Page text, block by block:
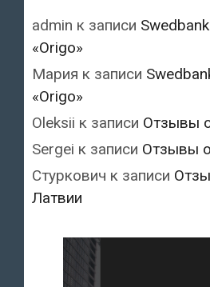
admin к записи
«Origo»
Мария к записи
«Origo»
Oleksii к записи Отзывы
Sergei к записи Отзывы
Стуркович к записи
Латвии